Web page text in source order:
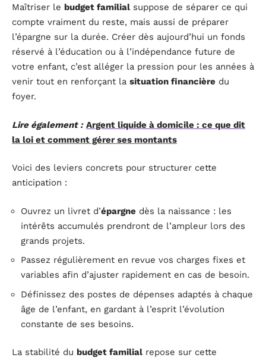
Maîtriser le budget familial suppose de séparer ce qui
compte vraiment du reste, mais aussi de préparer
l’épargne sur la durée. Créer dès aujourd’hui un fonds
réservé à l’éducation ou à l’indépendance future de
votre enfant, c’est alléger la pression pour les années à
venir tout en renforçant la situation financière du
foyer.
Lire également : Argent liquide à domicile : ce que dit
la loi et comment gérer ses montants
Voici des leviers concrets pour structurer cette
anticipation :
Ouvrez un livret d’épargne dès la naissance : les
intérêts accumulés prendront de l’ampleur lors des
grands projets.
Passez régulièrement en revue vos charges fixes et
variables afin d’ajuster rapidement en cas de besoin.
Définissez des postes de dépenses adaptés à chaque
âge de l’enfant, en gardant à l’esprit l’évolution
constante de ses besoins.
La stabilité du budget familial repose sur cette